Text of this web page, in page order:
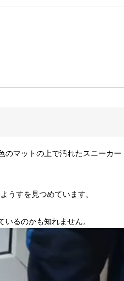
のマットの上で汚れたスニーカー
うすを見つめています。
るのかも知れません。